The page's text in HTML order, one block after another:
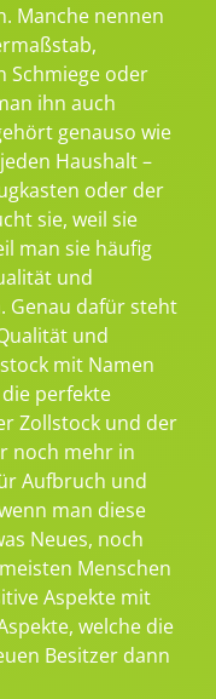
Manche nennen
Schmiege oder
ihn auch
genauso wie
Haushalt –
oder der
sie, weil sie
man sie häufig
und
Genau dafür steht
und
mit Namen
perfekte
Zollstock und der
noch mehr in
Aufbruch und
man diese
Neues, noch
Menschen
Aspekte mit
welche die
Besitzer dann